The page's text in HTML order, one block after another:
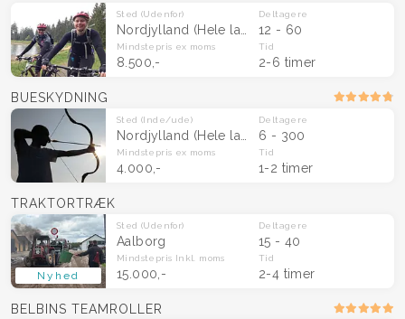
Sted (Udenfor)
Nordjylland (Hele landet)
Deltagere
12 - 60
Mindstepris ex moms
8.500,-
Tid
2-6 timer
BUESKYDNING
Sted (Inde/ude)
Nordjylland (Hele landet)
Deltagere
6 - 300
Mindstepris ex moms
4.000,-
Tid
1-2 timer
Nyhed
TRAKTORTRÆK
Sted (Udenfor)
Aalborg
Deltagere
15 - 40
Mindstepris Inkl. moms
15.000,-
Tid
2-4 timer
BELBINS TEAMROLLER